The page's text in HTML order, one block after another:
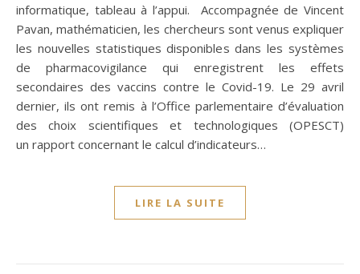
informatique, tableau à l’appui. Accompagnée de Vincent
Pavan, mathématicien, les chercheurs sont venus expliquer
les nouvelles statistiques disponibles dans les systèmes
de pharmacovigilance qui enregistrent les effets
secondaires des vaccins contre le Covid-19. Le 29 avril
dernier, ils ont remis à l’Office parlementaire d’évaluation
des choix scientifiques et technologiques (OPESCT)
un rapport concernant le calcul d’indicateurs…
LIRE LA SUITE